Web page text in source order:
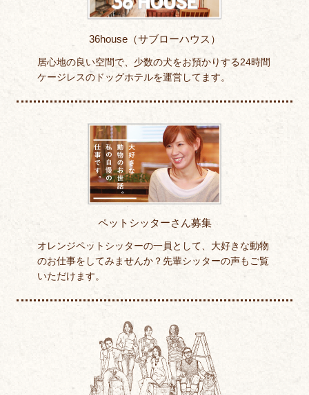
36house（サブローハウス）
居心地の良い空間で、少数の犬をお預かりする24時間
ケージレスのドッグホテルを運営してます。
ペットシッターさん募集
オレンジペットシッターの一員として、大好きな動物
のお仕事をしてみませんか？先輩シッターの声もご覧
いただけます。